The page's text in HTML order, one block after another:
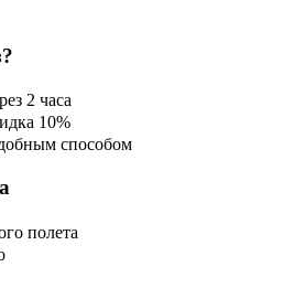
2 часа
10%
способом
полета